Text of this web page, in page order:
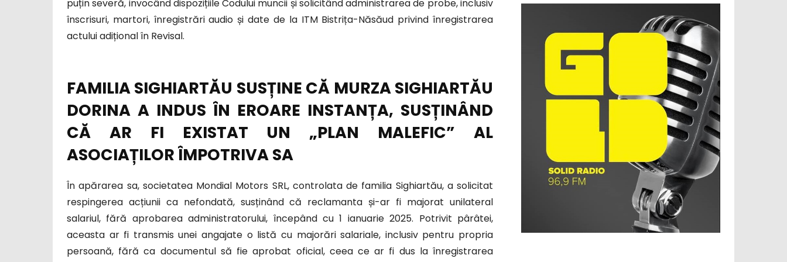
puțin severă, invocând dispozițiile Codului muncii și solicitând administrarea de probe, inclusiv
înscrisuri, martori, înregistrări audio și date de la ITM Bistrița-Năsăud privind înregistrarea
actului adițional în Revisal.
FAMILIA SIGHIARTĂU SUSȚINE CĂ MURZA SIGHIARTĂU
DORINA A INDUS ÎN EROARE INSTANȚA, SUSȚINÂND
CĂ AR FI EXISTAT UN „PLAN MALEFIC” AL
ASOCIAȚILOR ÎMPOTRIVA SA
În apărarea sa, societatea Mondial Motors SRL, controlata de familia Sighiartău, a solicitat
respingerea acțiunii ca nefondată, susținând că reclamanta și-ar fi majorat unilateral
salariul, fără aprobarea administratorului, începând cu 1 ianuarie 2025. Potrivit pârâtei,
aceasta ar fi transmis unei angajate o listă cu majorări salariale, inclusiv pentru propria
persoană, fără ca documentul să fie aprobat oficial, ceea ce ar fi dus la înregistrarea